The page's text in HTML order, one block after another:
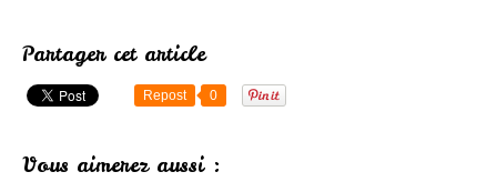
Partager cet article
Repost 0
Vous aimerez aussi :